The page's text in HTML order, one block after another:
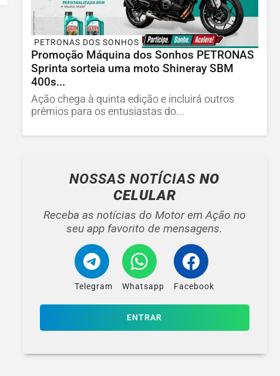
PETRONAS DOS SONHOS
Promoção Máquina dos Sonhos PETRONAS
Sprinta sorteia uma moto Shineray SBM
400s...
Ação chega à quinta edição e incluirá outros
prêmios para os entusiastas do...
NOSSAS NOTÍCIASNO
CELULAR
Receba as notícias do Motor em Ação no
seu app favorito de mensagens.
Telegram Whatsapp Facebook
ENTRAR